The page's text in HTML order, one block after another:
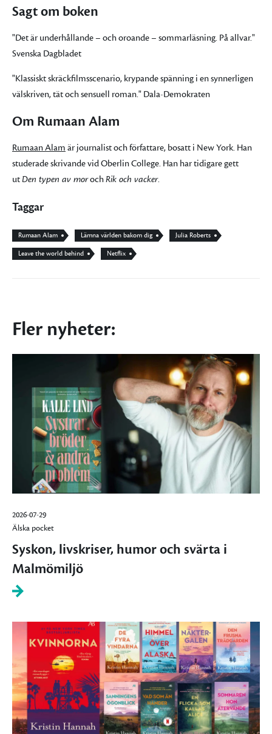
Sagt om boken
"Det är underhållande – och oroande – sommarläsning. På allvar."
Svenska Dagbladet
"Klassiskt skräckfilmsscenario, krypande spänning i en synnerligen
välskriven, tät och sensuell roman." Dala-Demokraten
Om Rumaan Alam
Rumaan Alam är journalist och författare, bosatt i New York. Han
studerade skrivande vid Oberlin College. Han har tidigare gett
utDen typen av morochRik och vacker.
Taggar
Rumaan Alam Lämna världen bakom dig
Julia Roberts
Leave the world behind
Netflix
Fler nyheter:
2026-07-29
Älska pocket
Syskon, livskriser, humor och svärta i
Malmömiljö